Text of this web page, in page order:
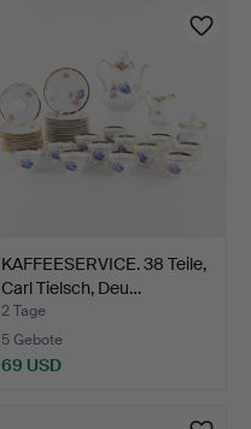
KAFFEESERVICE. 38 Teile,
Carl Tielsch, Deu…
2 Tage
5 Gebote
69 USD